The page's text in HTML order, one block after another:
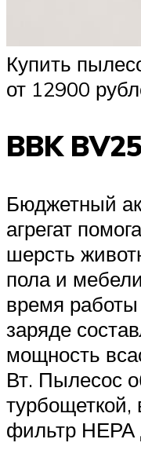
Купить
от 12900
BBK
Бюджетный
агрегат
шерсть
пола и
время
заряде
мощность
Вт. Пылесос
турбощеткой,
фильтр НЕРА